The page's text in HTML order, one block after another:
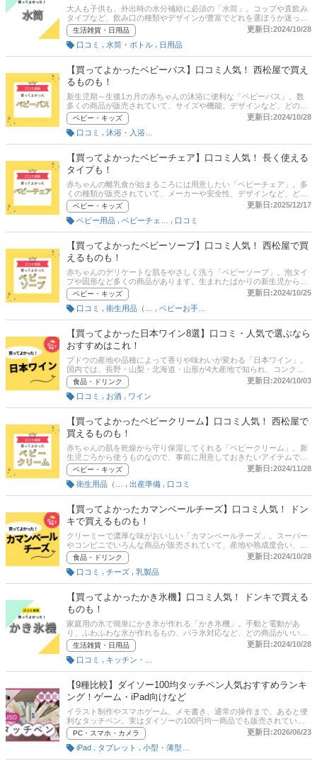
大人も子供も、外出時の水分補給に必須の「水筒」。コップや直飲み
タイプなど、飲み口の種類やデザインが豊富でどれを選ぼうか迷って
しまいますよね。この記事ではみんながおすすめする「買ってよかっ
た水筒」だけを紹介します。 商品の口コミはもちろん、コスパや保
温・保冷、お手入れのしやすさの満足度などの評価ポイントも聞いて
みたので、各項目にも注目して商品選びの参考にしてください！
生活雑貨・日用品
更新日:2024/10/28
口コミ
水筒・ボトル 日用品
【買ってよかったベビーバス】口コミ人気！ 西松屋で買え
るものも！
新生児期～生後1カ月の赤ちゃんの沐浴に便利な「ベビーバス」。数
多くの商品が販売されていて、サイズや機能、デザインなど、どの商
品がいいか迷うポイントがたくさんあります。この記事では、ベビー
バスを使っている人がおすすめする「買ってよかった商品」だけを紹
介します。 商品の口コミはもちろん、コスパや使いやすさ、機能性の
満足度などの評価ポイントも聞いてみたので、各項目にも注目して商
品選びの参考にしてください！
ベビー・キッズ
更新日:2024/10/28
口コミ
【買ってよかったベビーチェア】口コミ人気！ 長く使える
タイプも！
赤ちゃんの離乳食が始まるころには用意したい「ベビーチェア」。多
くの種類が販売されていて、メーカーや安全性、デザインなど、どの
商品がいいか迷うポイントがたくさんあります。この記事ではベビー
チェアを使っているお子さんの親御さんがおすすめする「買ってよか
った商品」だけを紹介します。 商品の口コミはもちろん、安全性やお
手入れ、使える期間の長さといった評価ポイントも聞いてみたので、
各項目にも注目して商品選びの参考にしてください！
ベビー・キッズ
更新日:2025/12/17
ベビー用品
口コミ
【買ってよかったベビーソープ】口コミ人気！ 西松屋で買
えるものも！
赤ちゃんのデリケートな肌をやさしく洗う「ベビーソープ」。泡タイ
プや固形など多くの商品があります。生まれたばかりの新生児から使
うものなので、肌に刺激がないか、すすぎやすいか、使いやすいかな
ど、どの商品がいいか迷うポイントがたくさんあります。この記事で
はベビーソープを使っている赤ちゃんのママやパパがおすすめする
「買ってよかった商品」だけを紹介します。 商品の口コミはもちろ
ん、コスパや肌へのやさしさ、香りといった評価ポイントも聞いてみ
たので、各項目にも注目して商品選びの参考にしてください！
ベビー・キッズ
更新日:2024/10/25
口コミ
【買ってよかった日本ワイン8選】口コミ・人気で選ぶなら
おすすめはこれ！
ブドウの産地や品種によって香りや味わいが変わる「日本ワイン」。
国内では、長野・山梨・北海道・山形が4大産地で知られ、コンクー
ルで金賞を受賞したワインもたくさんあります。この記事では、日本
ワイン好きがおすすめする「買ってよかった商品」だけをご紹介しま
す。 商品の口コミはもちろん、コスパや味・おいしさ、香り・風味の
満足度といった評価ポイントも聞いてみたので、各項目にも注目して
商品選びの参考にしてください！
食品・ドリンク
更新日:2024/10/03
口コミ
お酒 ワイン
【買ってよかったベビークリーム】口コミ人気！ 西松屋で
買えるものも！
赤ちゃんの肌を乾燥から守り保湿してくれる「ベビークリーム」。新
生児ごろから使うものなので、事前に用意しておきたいアイテムです
が、成分や肌へのやさしさなど、どの商品がいいか迷うポイントがた
くさんあります。この記事では子どもにベビークリームを使っている
ママとパパがおすすめする「買ってよかった商品」だけを紹介しま
す。 商品の口コミはもちろん、コスパや肌へのやさしさ、塗りやすさ
といった評価ポイントも聞いてみたので、各項目にも注目して商品選
びの参考にしてください！
ベビー・キッズ
更新日:2024/11/28
出産準備 口コミ
【買ってよかったカマンベールチーズ】口コミ人気！ ドン
キで買えるものも！
クリーミーで濃厚な味がおいしい「カマンベールチーズ」。スーパー
やコンビニでいろんな商品が販売されていて、産地や熟成度合い、カ
ロリーなど、どの商品がいいか迷うポイントがたくさんあります。こ
の記事ではカマンベールチーズ好きがおすすめする「買ってよかった
商品」だけを紹介します。 商品の口コミはもちろん、コスパや味・お
いしさの満足度といった評価ポイントも聞いてみたので、各項目にも
注目して商品選びの参考にしてください！
食品・ドリンク
更新日:2024/10/28
口コミ
チーズ 乳製品
【買ってよかったかき氷機】口コミ人気！ ドンキで買える
ものも！
家庭用の氷で簡単にかき氷が作れる「かき氷機」。手動と電動があ
り、ふわふわな氷が作れるもの、バラ氷対応など、どの商品がいいか
迷うポイントがたくさんあります。この記事では、かき氷機を使って
いる人がおすすめする「買ってよかった商品」だけを紹介します。 商
品の口コミはもちろん、コスパやデザイン、お手入れのしやすさとい
った評価ポイントも聞いてみたので、各項目にも注目して商品選びの
参考にしてください！
生活雑貨・日用品
更新日:2024/10/28
口コミ
【9種比較】ダイソー100均タッチペン人気おすすめランキ
ング！ゲーム・iPad向けなど
イラスト制作やスマホゲーム、メモ書き、通常の操作まで、あると便
利なタッチペン。実はダイソーの100円均一商品でも販売されてい
て、その数なんと10種類以上！一体、どれを選べばいいか迷ってしま
います。そこで本記事では、ダイソーの100円均一で販売されている
タッチペン9種類を実際に使ってみて、どれが使いやすいかレビュー
し、ランキング形式で紹介！また、・タッチやスクロールがしやすい
PC・スマホ・カメラ
更新日:2026/06/23
iPad
タブレット